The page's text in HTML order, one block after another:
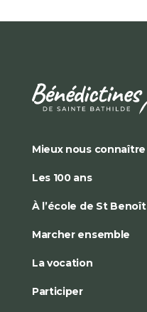
Mieux nous connaître
Les 100 ans
À l’école de St Benoît
Marcher ensemble
La vocation
Participer